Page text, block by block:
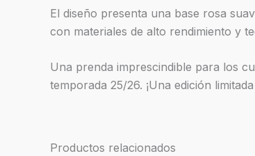
El diseño presenta una base rosa
con materiales de alto rendimiento y
Una prenda imprescindible para los
temporada 25/26. ¡Una edición
Productos relacionados